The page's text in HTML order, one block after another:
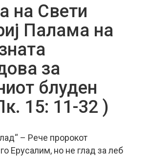
на Свети
Палама на
за
блуден
15: 11-32 )
– Рече пророкот
Ерусалим, но не глад за леб